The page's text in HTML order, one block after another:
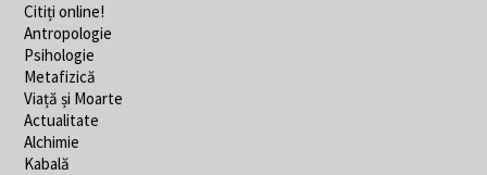
Citiți online!
Antropologie
Psihologie
Metafizică
Viață și Moarte
Actualitate
Alchimie
Kabală